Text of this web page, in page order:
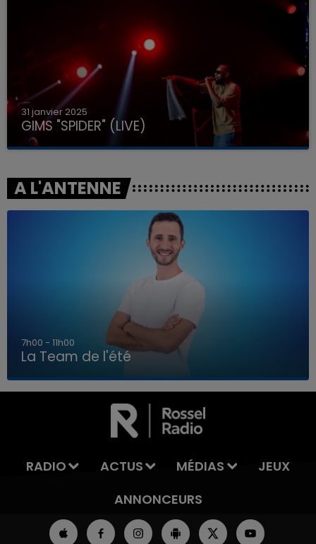
LA TEAM DE L'ÉTÉ
31 janvier 2025
GIMS "SPIDER" (LIVE)
A L'ANTENNE
7h00 - 11h00
La Team de l'été
RADIO ACTUS MÉDIAS
JEUX
ANNONCEURS